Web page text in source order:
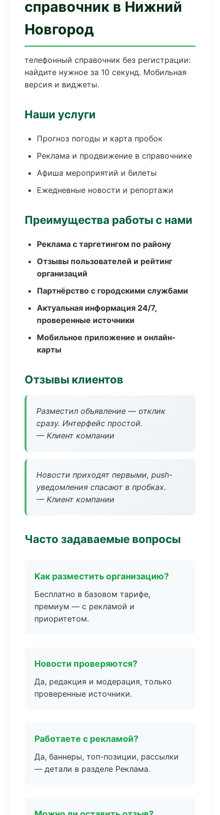
справочник в Нижний
Новгород
телефонный справочник без регистрации:
найдите нужное за 10 секунд. Мобильная
версия и виджеты.
Наши услуги
Прогноз погоды и карта пробок
Реклама и продвижение в справочнике
Афиша мероприятий и билеты
Ежедневные новости и репортажи
Преимущества работы с нами
Реклама с таргетингом по району
Отзывы пользователей и рейтинг
организаций
Партнёрство с городскими службами
Актуальная информация 24/7,
проверенные источники
Мобильное приложение и онлайн-
карты
Отзывы клиентов
Разместил объявление — отклик
сразу. Интерфейс простой.
— Клиент компании
Новости приходят первыми, push-
уведомления спасают в пробках.
— Клиент компании
Часто задаваемые вопросы
Как разместить организацию?
Бесплатно в базовом тарифе,
премиум — с рекламой и
приоритетом.
Новости проверяются?
Да, редакция и модерация, только
проверенные источники.
Работаете с рекламой?
Да, баннеры, топ-позиции, рассылки
— детали в разделе Реклама.